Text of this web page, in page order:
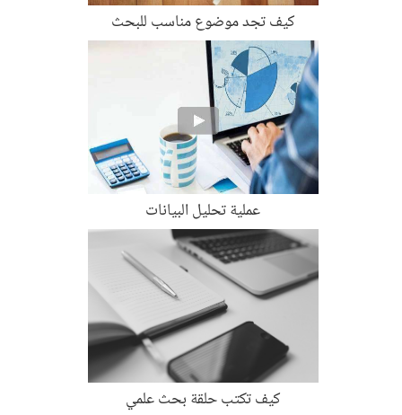
كيف تجد موضوع مناسب للبحث
عملية تحليل البيانات
كيف تكتب حلقة بحث علمي